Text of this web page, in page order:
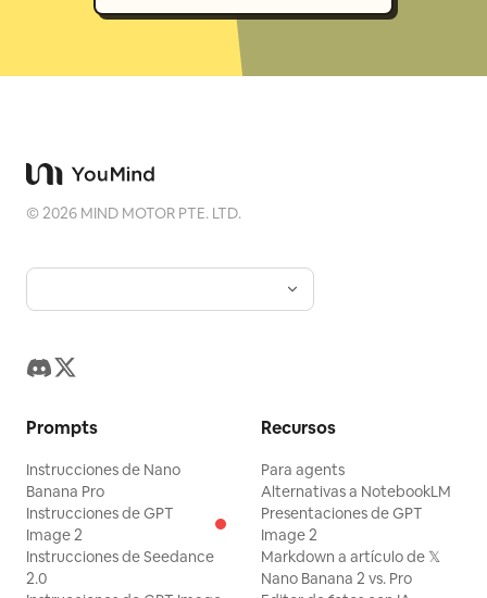
©2026 MIND MOTOR PTE. LTD.
Prompts
Instrucciones de Nano
Banana Pro
Instrucciones de GPT
Image 2
Instrucciones de Seedance
2.0
Recursos
Para agents
Alternativas a NotebookLM
Presentaciones de GPT
Image 2
Markdown a artículo de 𝕏
Nano Banana 2 vs. Pro